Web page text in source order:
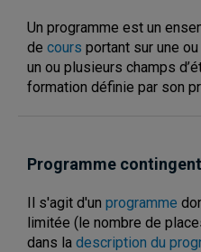
Un programme est un
de cours portant sur une
un ou plusieurs champs
formation définie par son
Programme
Il s'agit d'un programme
limitée (le nombre de
dans la description du